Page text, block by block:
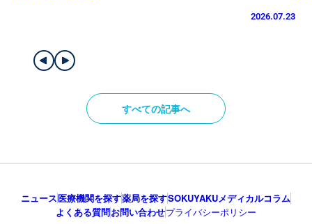
2026.07.23
すべての記事へ
ニュース医療機関を探す薬局を探すSOKUYAKUメディカルコラム
よくある質問お問い合わせプライバシーポリシー